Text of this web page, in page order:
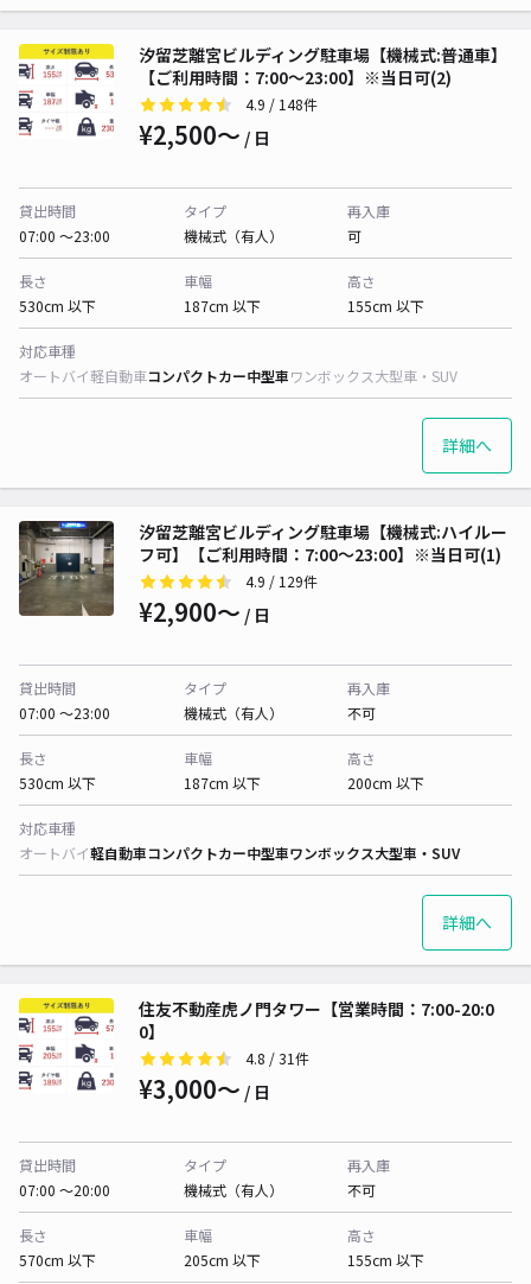
汐留芝離宮ビルディング駐車場【機械式:普通車】
【ご利用時間：7:00～23:00】※当日可(2)
4.9 / 148件
¥2,500〜 / 日
貸出時間
07:00 〜23:00
タイプ
機械式（有人）
再入庫
可
長さ
530cm 以下
車幅
187cm 以下
高さ
155cm 以下
対応車種
オートバイ軽自動車コンパクトカー中型車ワンボックス大型車・SUV
詳細へ
汐留芝離宮ビルディング駐車場【機械式:ハイルー
フ可】【ご利用時間：7:00～23:00】※当日可(1)
4.9 / 129件
¥2,900〜 / 日
貸出時間
07:00 〜23:00
タイプ
機械式（有人）
再入庫
不可
長さ
530cm 以下
車幅
187cm 以下
高さ
200cm 以下
対応車種
オートバイ軽自動車コンパクトカー中型車ワンボックス大型車・SUV
詳細へ
住友不動産虎ノ門タワー【営業時間：7:00-20:0
0】
4.8 / 31件
¥3,000〜 / 日
貸出時間
07:00 〜20:00
タイプ
機械式（有人）
再入庫
不可
長さ
570cm 以下
車幅
205cm 以下
高さ
155cm 以下